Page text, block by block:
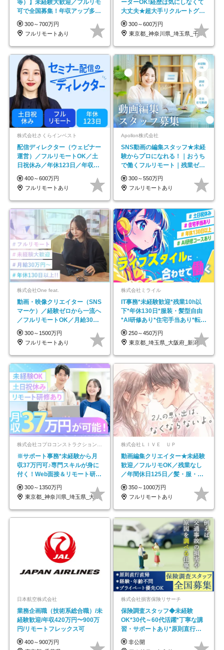
等）】未経験大歓迎／フルリモ
可で全国募集！年収アップ多数
★年休最大130日★
300～700万円
フルリモートあり
ーターOK!経歴は気にしなくて
大丈夫★超大手リクルートグル
ープの正社員/sg
300～600万円
東京都_神奈川県_埼玉県_千葉県_大阪府…
株式会社さくらインベスト
配信ディレクター（ウェビナー
運営）／フルリモートOK／土
日祝休み／年休123日／年収
600万円可
400～600万円
フルリモートあり
Apollon株式会社
SNS動画の編集スタッフ★未経
験からプロになれる！｜おうち
で働くフルリモート｜残業ゼロ
で18時退勤◎
300～550万円
フルリモートあり
株式会社One feat.
動画・映像クリエイター（SNS
マーケ）／経験ゼロから一流へ
／フルリモートOK／月給30万
円～／年休130日以上
300～1500万円
フルリモートあり
株式会社ミライル
IT事務*未経験歓迎*残業10h以
下*年休130日*服装・髪型自由
*AI研修あり*住宅手当あり*転勤
なし
250～450万円
東京都_埼玉県_大阪府_新潟県_福岡県
※サポート事務*未経験から月
収37万円可♪専門スキルが身に
付く！Web面接＆リモート研修
も充実♪/a
300～1350万円
東京都_神奈川県_埼玉県_大阪府_愛知県…
株式会社ＬＩＶＥ ＵＰ
動画編集クリエイター★未経験
歓迎／フルリモOK／残業なし
／年間休日125日／髪・服・ネ
イル自由／研修充実で安心
350～1000万円
フルリモートあり
日本航空株式会社
業務企画職（技術系総合職）/未
経験歓迎/年収420万円〜900万
円/リモートフレックス可
400～900万円
株式会社損害保険リサーチ
保険調査スタッフ◆未経験
OK*30代～60代活躍*丁寧な講
習・サポートあり*原則直行直
帰／全国募集・業務委託
非公開